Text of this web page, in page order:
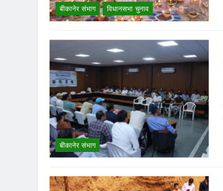
बीकानेर संभाग विधानसभा चुनाव
बीकानेर संभाग